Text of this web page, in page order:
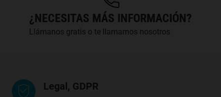
¿NECESITAS MÁS INFORMACIÓN?
Llámanos gratis o te llamamos nosotros
Legal, GDPR